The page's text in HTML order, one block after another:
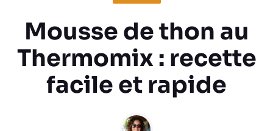
Mousse de thon au
Thermomix : recette
facile et rapide